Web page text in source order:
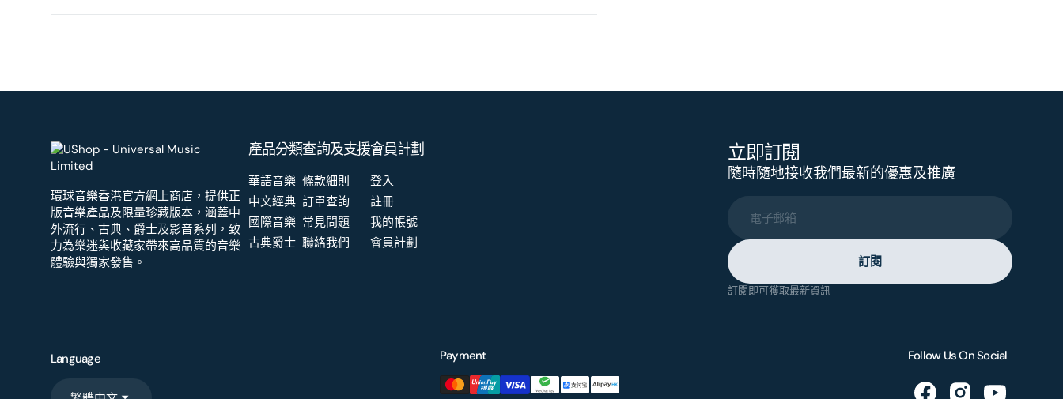
環球音樂香港官方網上商店，提供正
版音樂產品及限量珍藏版本，涵蓋中
外流行、古典、爵士及影音系列，致
力為樂迷與收藏家帶來高品質的音樂
體驗與獨家發售。
產品分類
華語音樂
中文經典
國際音樂
古典爵士
查詢及支援
條款細則
訂單查詢
常見問題
聯絡我們
會員計劃
登入
註冊
我的帳號
會員計劃
立即訂閱
隨時隨地接收我們最新的優惠及推廣
電子郵箱
訂閱
訂閱即可獲取最新資訊
Language Payment Follow Us On Social